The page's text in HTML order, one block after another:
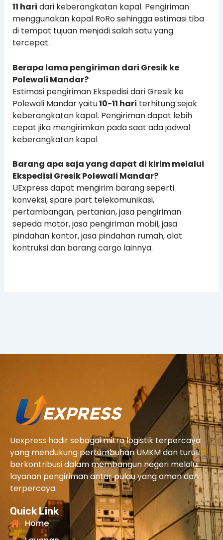
11 hari dari keberangkatan kapal. Pengiriman
menggunakan kapal RoRo sehingga estimasi tiba
di tempat tujuan menjadi salah satu yang
tercepat.
Berapa lama pengiriman dari Gresik ke
Polewali Mandar?
Estimasi pengiriman Ekspedisi dari Gresik ke
Polewali Mandar yaitu10-11 hari terhitung sejak
keberangkatan kapal. Pengiriman dapat lebih
cepat jika mengirimkan pada saat ada jadwal
keberangkatan kapal
Barang apa saja yang dapat di kirim melalui
Ekspedisi Gresik Polewali Mandar?
UExpress dapat mengirim barang seperti
konveksi, spare part telekomunikasi,
pertambangan, pertanian, jasa pengiriman
sepeda motor, jasa pengiriman mobil, jasa
pindahan kantor, jasa pindahan rumah, alat
kontruksi dan barang cargo lainnya.
Uexpress hadir sebagai mitra logistik terpercaya
yang mendukung pertumbuhan UMKM dan turut
berkontribusi dalam membangun negeri melalui
layanan pengiriman antar pulau yang aman dan
terpercaya.
Quick Link
Home